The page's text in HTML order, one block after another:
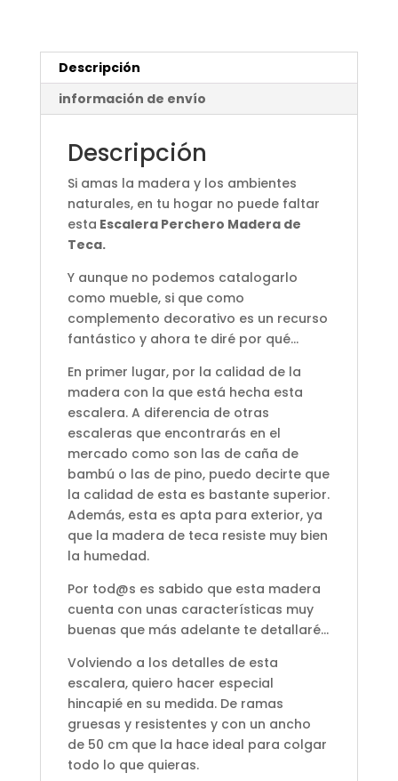
Descripción
información de envío
Descripción
Si amas la madera y los ambientes
naturales, en tu hogar no puede faltar
esta Escalera Perchero Madera de
Teca.
Y aunque no podemos catalogarlo
como mueble, si que como
complemento decorativo es un recurso
fantástico y ahora te diré por qué…
En primer lugar, por la calidad de la
madera con la que está hecha esta
escalera. A diferencia de otras
escaleras que encontrarás en el
mercado como son las de caña de
bambú o las de pino, puedo decirte que
la calidad de esta es bastante superior.
Además, esta es apta para exterior, ya
que la madera de teca resiste muy bien
la humedad.
Por tod@s es sabido que esta madera
cuenta con unas características muy
buenas que más adelante te detallaré…
Volviendo a los detalles de esta
escalera, quiero hacer especial
hincapié en su medida. De ramas
gruesas y resistentes y con un ancho
de 50 cm que la hace ideal para colgar
todo lo que quieras.